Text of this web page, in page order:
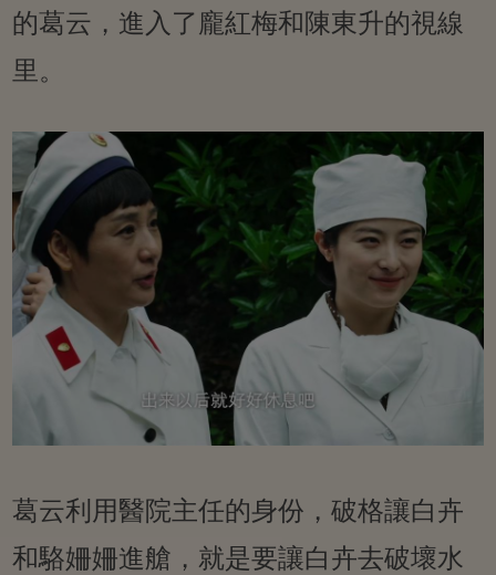
的葛云，進入了龐紅梅和陳東升的視線
里。
葛云利用醫院主任的身份，破格讓白卉
和駱姍姍進艙，就是要讓白卉去破壞水